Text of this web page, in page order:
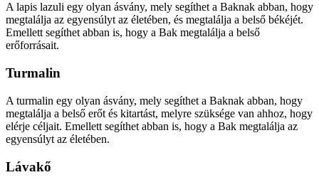
A lapis lazuli egy olyan ásvány, mely segíthet a Baknak abban, hogy
megtalálja az egyensúlyt az életében, és megtalálja a belső békéjét.
Emellett segíthet abban is, hogy a Bak megtalálja a belső
erőforrásait.
Turmalin
A turmalin egy olyan ásvány, mely segíthet a Baknak abban, hogy
megtalálja a belső erőt és kitartást, melyre szüksége van ahhoz, hogy
elérje céljait. Emellett segíthet abban is, hogy a Bak megtalálja az
egyensúlyt az életében.
Lávakő